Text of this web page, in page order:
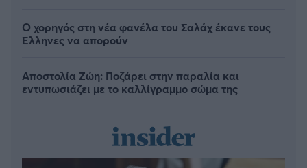
Ο χορηγός στη νέα φανέλα του Σαλάχ έκανε τους
Έλληνες να απορούν
Αποστολία Ζώη: Ποζάρει στην παραλία και
εντυπωσιάζει με το καλλίγραμμο σώμα της